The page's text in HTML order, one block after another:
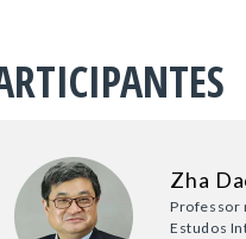
Zha
Professor
Estudos